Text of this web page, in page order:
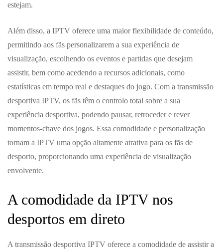
estejam.
Além disso, a IPTV oferece uma maior flexibilidade de conteúdo,
permitindo aos fãs personalizarem a sua experiência de
visualização, escolhendo os eventos e partidas que desejam
assistir, bem como acedendo a recursos adicionais, como
estatísticas em tempo real e destaques do jogo. Com a transmissão
desportiva IPTV, os fãs têm o controlo total sobre a sua
experiência desportiva, podendo pausar, retroceder e rever
momentos-chave dos jogos. Essa comodidade e personalização
tornam a IPTV uma opção altamente atrativa para os fãs de
desporto, proporcionando uma experiência de visualização
envolvente.
A comodidade da IPTV nos
desportos em direto
A transmissão desportiva IPTV oferece a comodidade de assistir a